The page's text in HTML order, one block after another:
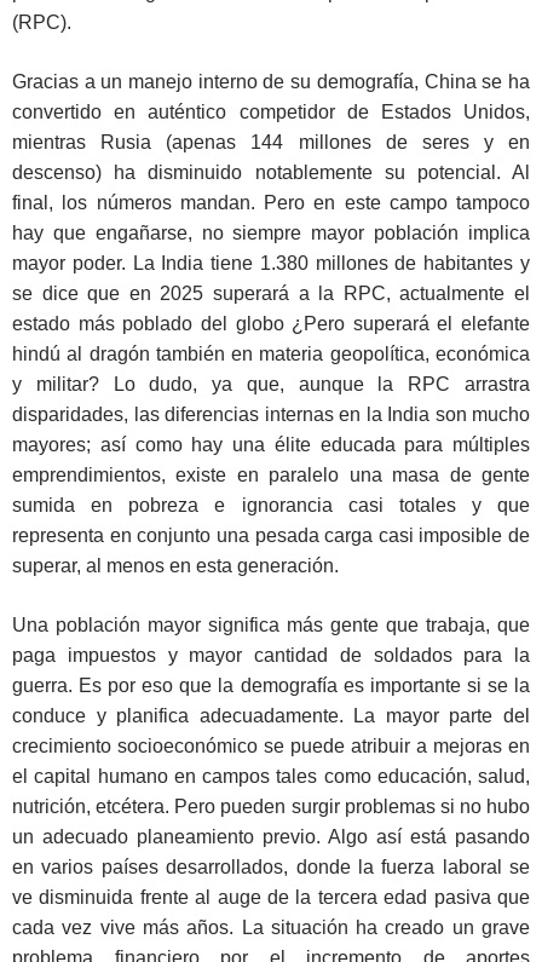
(RPC).
Gracias a un manejo interno de su demografía, China se ha
convertido en auténtico competidor de Estados Unidos,
mientras Rusia (apenas 144 millones de seres y en
descenso) ha disminuido notablemente su potencial. Al
final, los números mandan. Pero en este campo tampoco
hay que engañarse, no siempre mayor población implica
mayor poder. La India tiene 1.380 millones de habitantes y
se dice que en 2025 superará a la RPC, actualmente el
estado más poblado del globo ¿Pero superará el elefante
hindú al dragón también en materia geopolítica, económica
y militar? Lo dudo, ya que, aunque la RPC arrastra
disparidades, las diferencias internas en la India son mucho
mayores; así como hay una élite educada para múltiples
emprendimientos, existe en paralelo una masa de gente
sumida en pobreza e ignorancia casi totales y que
representa en conjunto una pesada carga casi imposible de
superar, al menos en esta generación.
Una población mayor significa más gente que trabaja, que
paga impuestos y mayor cantidad de soldados para la
guerra. Es por eso que la demografía es importante si se la
conduce y planifica adecuadamente. La mayor parte del
crecimiento socioeconómico se puede atribuir a mejoras en
el capital humano en campos tales como educación, salud,
nutrición, etcétera. Pero pueden surgir problemas si no hubo
un adecuado planeamiento previo. Algo así está pasando
en varios países desarrollados, donde la fuerza laboral se
ve disminuida frente al auge de la tercera edad pasiva que
cada vez vive más años. La situación ha creado un grave